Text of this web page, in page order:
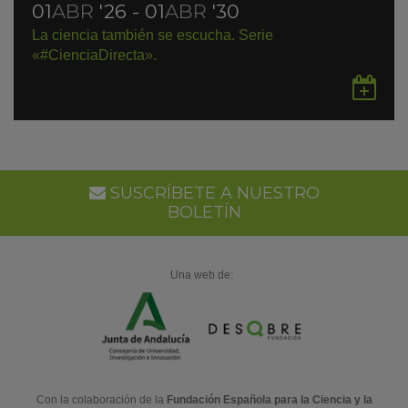
01ABR '26 - 01ABR '30
La ciencia también se escucha. Serie
«#CienciaDirecta».
en
SUSCRÍBETE A NUESTRO
BOLETÍN
Una web de:
Con la colaboración de la Fundación Española para la Ciencia y la